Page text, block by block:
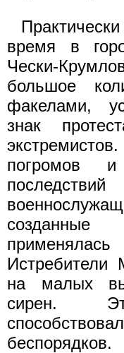
время в
Чески-
большое
факелами,
знак
погромов и
Истребители
на малых
сирен.
беспорядков.